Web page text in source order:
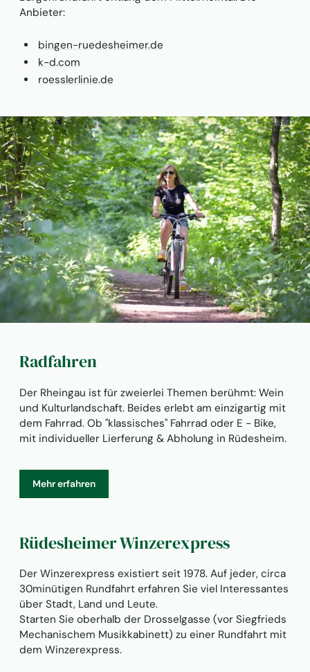
Anbieter:
bingen-ruedesheimer.de
k-d.com
roesslerlinie.de
Radfahren
Der Rheingau ist für zweierlei Themen berühmt: Wein
und Kulturlandschaft. Beides erlebt am einzigartig mit
dem Fahrrad. Ob "klassisches" Fahrrad oder E - Bike,
mit individueller Lierferung & Abholung in Rüdesheim.
Mehr erfahren
Rüdesheimer Winzerexpress
Der Winzerexpress existiert seit 1978. Auf jeder, circa
30minütigen Rundfahrt erfahren Sie viel Interessantes
über Stadt, Land und Leute.
Starten Sie oberhalb der Drosselgasse (vor Siegfrieds
Mechanischem Musikkabinett) zu einer Rundfahrt mit
dem Winzerexpress.